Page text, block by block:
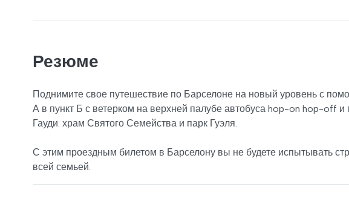
Резюме
Поднимите свое путешествие по Барселоне на новый уровень с
А в пункт Б с ветерком на верхней палубе автобуса hop-on hop-off
Гауди: храм Святого Семейства и парк Гуэля.
С этим проездным билетом в Барселону вы не будете испытывать
всей семьей.